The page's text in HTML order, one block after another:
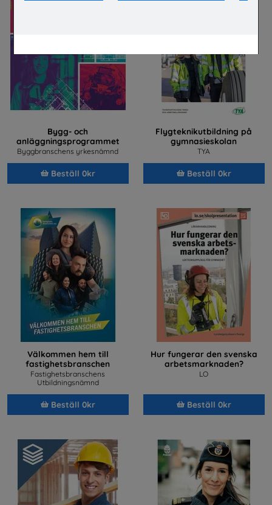
Bygg- och
anläggningsprogrammet
Byggbranschens yrkesnämnd
Beställ 0kr
Flygteknikutbildning på
gymnasieskolan
TYA
Beställ 0kr
Välkommen hem till
fastighetsbranschen
Fastighetsbranschens
Utbildningsnämnd
Beställ 0kr
Hur fungerar den svenska
arbetsmarknaden?
LO
Beställ 0kr